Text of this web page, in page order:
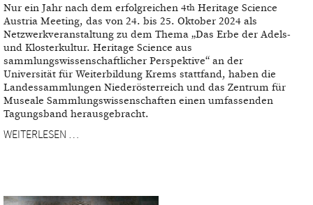
Nur ein Jahr nach dem erfolgreichen 4th Heritage Science
Austria Meeting, das von 24. bis 25. Oktober 2024 als
Netzwerkveranstaltung zu dem Thema „Das Erbe der Adels-
und Klosterkultur. Heritage Science aus
sammlungswissenschaftlicher Perspektive“ an der
Universität für Weiterbildung Krems stattfand, haben die
Landessammlungen Niederösterreich und das Zentrum für
Museale Sammlungswissenschaften einen umfassenden
Tagungsband herausgebracht.
WEITERLESEN …